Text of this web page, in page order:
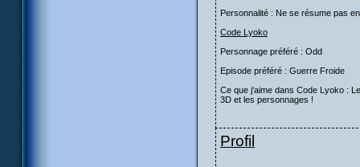
Personnalité : Ne se résume pas
Code Lyoko
Personnage préféré : Odd
Episode préféré : Guerre Froide
Ce que j'aime dans Code Lyoko :
3D et les personnages !
Profil